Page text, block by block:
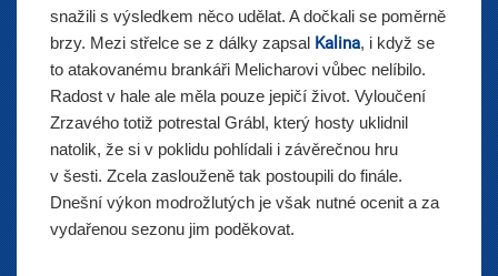
snažili s výsledkem něco udělat. A dočkali se poměrně
brzy. Mezi střelce se z dálky zapsal Kalina, i když se
to atakovanému brankáři Melicharovi vůbec nelíbilo.
Radost v hale ale měla pouze jepičí život. Vyloučení
Zrzavého totiž potrestal Grábl, který hosty uklidnil
natolik, že si v poklidu pohlídali i závěrečnou hru
v šesti. Zcela zaslouženě tak postoupili do finále.
Dnešní výkon modrožlutých je však nutné ocenit a za
vydařenou sezonu jim poděkovat.